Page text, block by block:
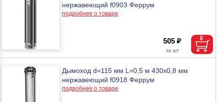
нержавеющий f0903 Феррум
подробнее о товаре
505 ₽
Дымоход d=115 мм L=0,5 м 430х0,8 мм
нержавеющий f0918 Феррум
подробнее о товаре